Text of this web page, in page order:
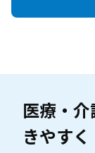
医療・
きやすく